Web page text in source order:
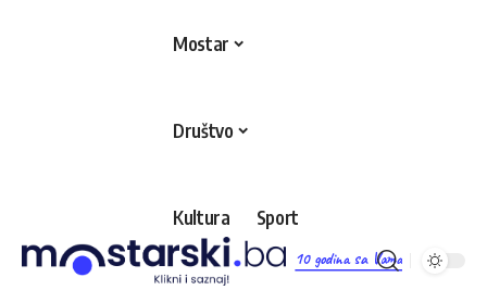
10 godina sa Vama
Mostar
Društvo
Kultura Sport